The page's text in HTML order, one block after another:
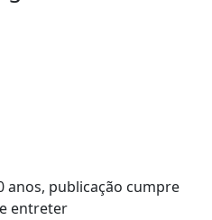
anos, publicação cumpre
entreter